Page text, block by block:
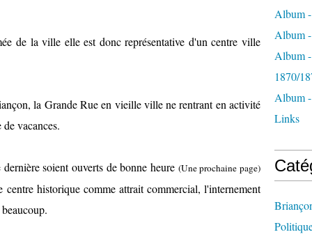
de la ville elle est donc représentative d'un centre ville
la Grande Rue en vieille ville ne rentrant en activité
vacances.
soient ouverts de bonne heure (Une prochaine page)
centre historique comme attrait commercial, l'internement
Album
Album
Album
1870/
Album
Links